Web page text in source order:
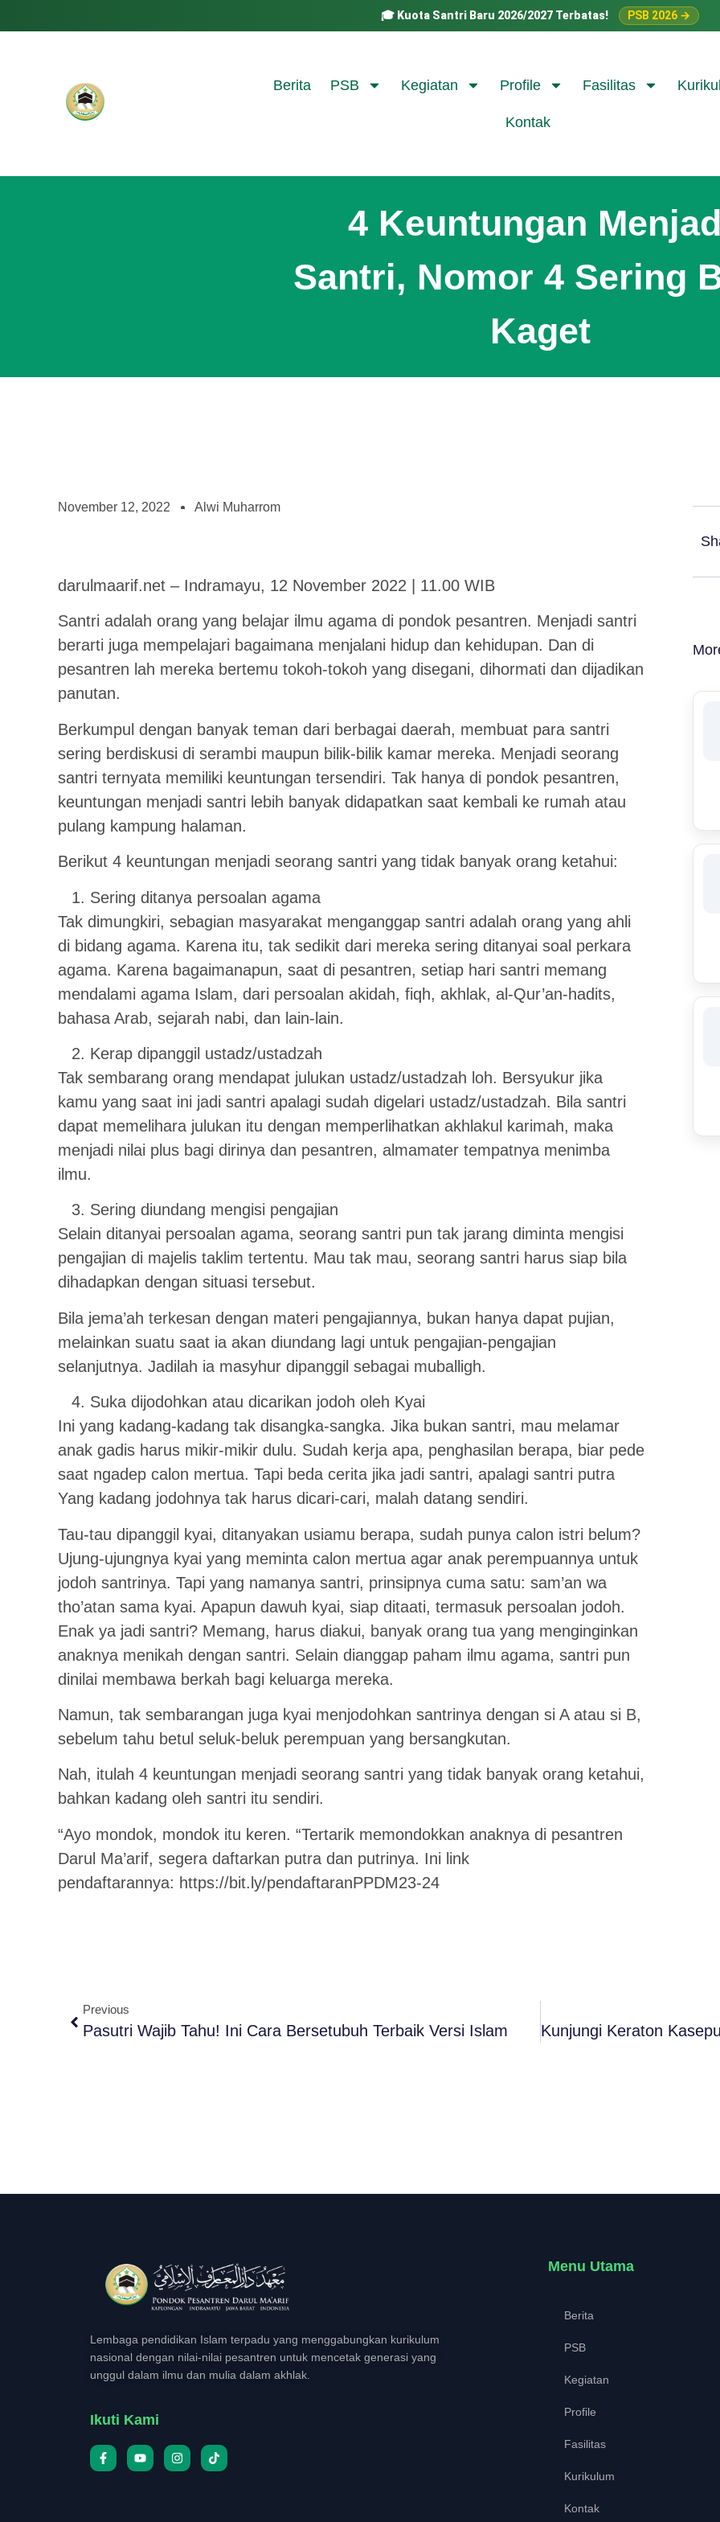
🎓 Kuota Santri Baru 2026/2027 Terbatas! PSB 2026 →
Berita PSB Kegiatan Profile Fasilitas
Kontak
4 Keuntungan
Santri, Nomor 4 Sering
Kaget
November 12, 2022 Alwi Muharrom
darulmaarif.net – Indramayu, 12 November 2022 | 11.00 WIB
Santri adalah orang yang belajar ilmu agama di pondok pesantren. Menjadi santri
berarti juga mempelajari bagaimana menjalani hidup dan kehidupan. Dan di
pesantren lah mereka bertemu tokoh-tokoh yang disegani, dihormati dan dijadikan
panutan.
Berkumpul dengan banyak teman dari berbagai daerah, membuat para santri
sering berdiskusi di serambi maupun bilik-bilik kamar mereka. Menjadi seorang
santri ternyata memiliki keuntungan tersendiri. Tak hanya di pondok pesantren,
keuntungan menjadi santri lebih banyak didapatkan saat kembali ke rumah atau
pulang kampung halaman.
Berikut 4 keuntungan menjadi seorang santri yang tidak banyak orang ketahui:
Sering ditanya persoalan agama
Tak dimungkiri, sebagian masyarakat menganggap santri adalah orang yang ahli
di bidang agama. Karena itu, tak sedikit dari mereka sering ditanyai soal perkara
agama. Karena bagaimanapun, saat di pesantren, setiap hari santri memang
mendalami agama Islam, dari persoalan akidah, fiqh, akhlak, al-Qur’an-hadits,
bahasa Arab, sejarah nabi, dan lain-lain.
Kerap dipanggil ustadz/ustadzah
Tak sembarang orang mendapat julukan ustadz/ustadzah loh. Bersyukur jika
kamu yang saat ini jadi santri apalagi sudah digelari ustadz/ustadzah. Bila santri
dapat memelihara julukan itu dengan memperlihatkan akhlakul karimah, maka
menjadi nilai plus bagi dirinya dan pesantren, almamater tempatnya menimba
ilmu.
Sering diundang mengisi pengajian
Selain ditanyai persoalan agama, seorang santri pun tak jarang diminta mengisi
pengajian di majelis taklim tertentu. Mau tak mau, seorang santri harus siap bila
dihadapkan dengan situasi tersebut.
Bila jema’ah terkesan dengan materi pengajiannya, bukan hanya dapat pujian,
melainkan suatu saat ia akan diundang lagi untuk pengajian-pengajian
selanjutnya. Jadilah ia masyhur dipanggil sebagai muballigh.
Suka dijodohkan atau dicarikan jodoh oleh Kyai
Ini yang kadang-kadang tak disangka-sangka. Jika bukan santri, mau melamar
anak gadis harus mikir-mikir dulu. Sudah kerja apa, penghasilan berapa, biar pede
saat ngadep calon mertua. Tapi beda cerita jika jadi santri, apalagi santri putra
Yang kadang jodohnya tak harus dicari-cari, malah datang sendiri.
Tau-tau dipanggil kyai, ditanyakan usiamu berapa, sudah punya calon istri belum?
Ujung-ujungnya kyai yang meminta calon mertua agar anak perempuannya untuk
jodoh santrinya. Tapi yang namanya santri, prinsipnya cuma satu: sam’an wa
tho’atan sama kyai. Apapun dawuh kyai, siap ditaati, termasuk persoalan jodoh.
Enak ya jadi santri? Memang, harus diakui, banyak orang tua yang menginginkan
anaknya menikah dengan santri. Selain dianggap paham ilmu agama, santri pun
dinilai membawa berkah bagi keluarga mereka.
Namun, tak sembarangan juga kyai menjodohkan santrinya dengan si A atau si B,
sebelum tahu betul seluk-beluk perempuan yang bersangkutan.
Nah, itulah 4 keuntungan menjadi seorang santri yang tidak banyak orang ketahui,
bahkan kadang oleh santri itu sendiri.
“Ayo mondok, mondok itu keren. “Tertarik memondokkan anaknya di pesantren
Darul Ma’arif, segera daftarkan putra dan putrinya. Ini link
pendaftarannya: https://bit.ly/pendaftaranPPDM23-24
Previous
Pasutri Wajib Tahu! Ini Cara Bersetubuh Terbaik Versi Islam
Lembaga pendidikan Islam terpadu yang menggabungkan kurikulum
nasional dengan nilai-nilai pesantren untuk mencetak generasi yang
unggul dalam ilmu dan mulia dalam akhlak.
Ikuti Kami
Menu Utama
Berita
PSB
Kegiatan
Profile
Fasilitas
Kurikulum
Kontak